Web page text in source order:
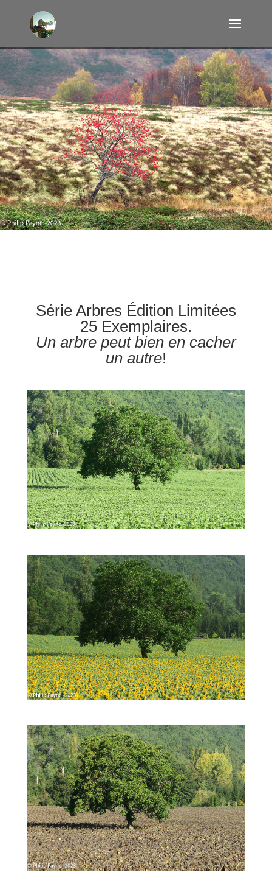
Série Arbres Édition Limitées
25 Exemplaires.
Un arbre peut bien en cacher
un autre!